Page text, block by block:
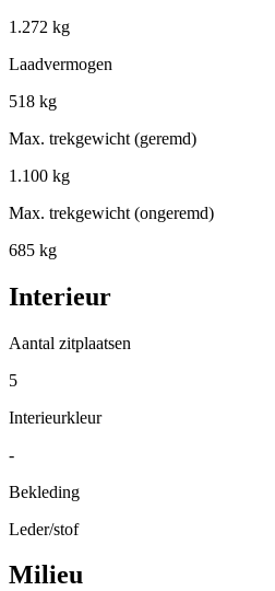
1.272 kg
Laadvermogen
518 kg
Max. trekgewicht (geremd)
1.100 kg
Max. trekgewicht (ongeremd)
685 kg
Interieur
Aantal zitplaatsen
5
Interieurkleur
-
Bekleding
Leder/stof
Milieu